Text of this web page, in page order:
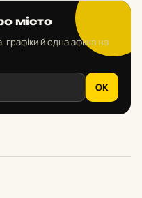
місто
й одна афіша на
OK